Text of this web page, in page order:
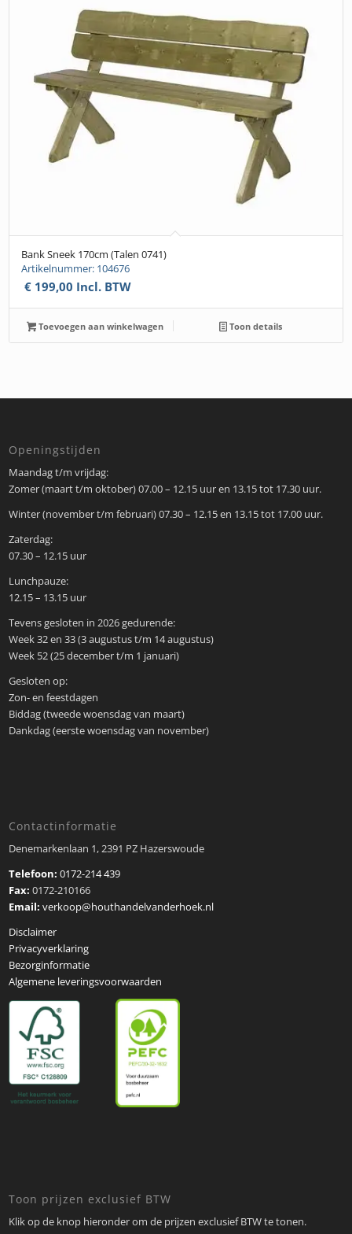
Bank Sneek 170cm (Talen 0741)
Artikelnummer: 104676
€ 199,00 Incl. BTW
Toevoegen aan winkelwagen Toon details
Openingstijden
Maandag t/m vrijdag:
Zomer (maart t/m oktober) 07.00 – 12.15 uur en 13.15 tot 17.30 uur.
Winter (november t/m februari) 07.30 – 12.15 en 13.15 tot 17.00 uur.
Zaterdag:
07.30 – 12.15 uur
Lunchpauze:
12.15 – 13.15 uur
Tevens gesloten in 2026 gedurende:
Week 32 en 33 (3 augustus t/m 14 augustus)
Week 52 (25 december t/m 1 januari)
Gesloten op:
Zon- en feestdagen
Biddag (tweede woensdag van maart)
Dankdag (eerste woensdag van november)
Contactinformatie
Denemarkenlaan 1, 2391 PZ Hazerswoude
Telefoon:0172-214 439
Fax:0172-210166
Email: verkoop@houthandelvanderhoek.nl
Disclaimer
Privacyverklaring
Bezorginformatie
Algemene leveringsvoorwaarden
Toon prijzen exclusief BTW
Klik op de knop hieronder om de prijzen exclusief BTW te tonen.